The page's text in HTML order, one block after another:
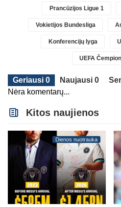
Prancūzijos Ligue 1
Vokietijos Bundesliga
Konferencijų lyga
UEFA
Geriausi 0 Naujausi 0
Nėra komentarų...
Kitos naujienos
Dienos nuotrauka